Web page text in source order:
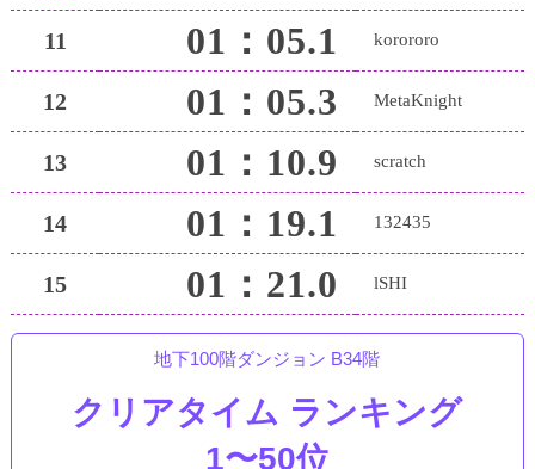
11 01：05.1 korororo
12 01：05.3 MetaKnight
13 01：10.9 scratch
14 01：19.1 132435
15 01：21.0 lSHI
地下100階ダンジョン B34階
クリアタイム ランキング
1〜50位